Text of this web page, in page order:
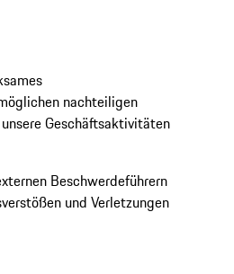
nachteiligen
Geschäftsaktivitäten
Beschwerdeführern
und Verletzungen